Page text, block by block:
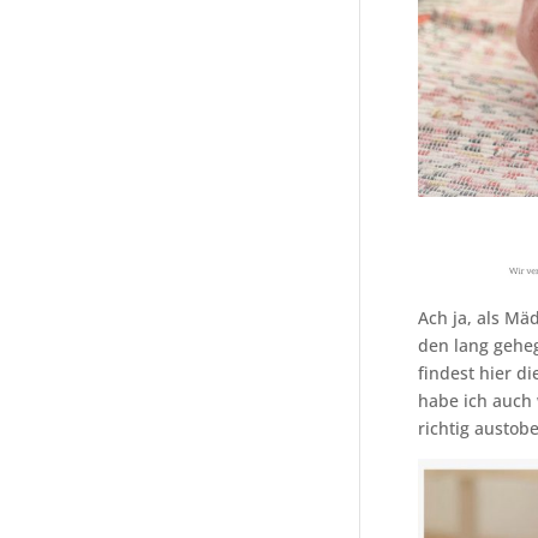
Ach ja, als
den lang
findest hier
habe ich
richtig